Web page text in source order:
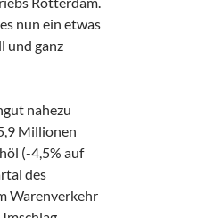
nun ein etwas
und ganz
nahezu
Millionen
(-4,5% auf
des
Warenverkehr